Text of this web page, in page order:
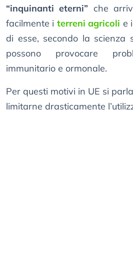
“inquinanti eterni” che
facilmente i terreni agricoli e
di esse, secondo la scienza
possono provocare
immunitario e ormonale.
Per questi motivi in UE si
limitarne drasticamente